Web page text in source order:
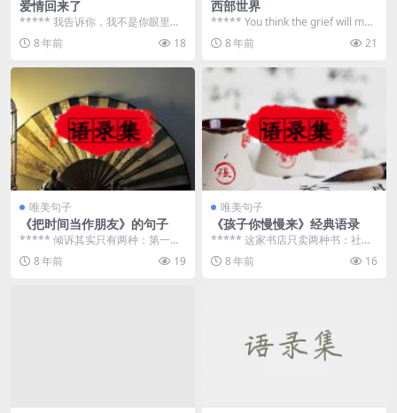
爱情回来了
***** 我告诉你，我不是你眼里的
所有女人，所以从现在起，请你自
动团成团，以圆...
8 年前 18
西部世界
***** You think the grief will mak
e you ...
8 年前 21
唯美句子
《把时间当作朋友》的句子
***** 倾诉其实只有两种：第一种
是不顾一起地说出来（例如在教堂
里隔着纱窗向神...
8 年前 19
唯美句子
《孩子你慢慢来》经典语录
***** 这家书店只卖两种书：社会
主义思想和女性主义。我的手指在
寻找答案，谁能...
8 年前 16